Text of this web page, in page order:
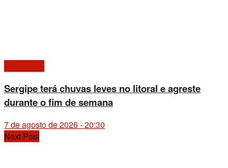
Sergipe terá chuvas leves no litoral e agreste
durante o fim de semana
7 de agosto de 2026 - 20:30
Next Post